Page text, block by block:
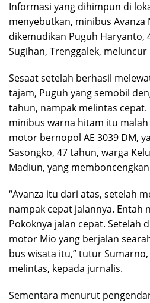
Informasi yang dihimpun di
menyebutkan, minibus Avanza
dikemudikan Puguh Haryanto,
Sugihan, Trenggalek,
Sesaat setelah berhasil
tajam, Puguh yang semobil
tahun, nampak melintas cepat.
minibus warna hitam itu
motor bernopol AE 3039 DM,
Sasongko, 47 tahun, warga
Madiun, yang
“Avanza itu dari atas, setelah
nampak cepat jalannya. Entah
Pokoknya jalan cepat. Setelah
motor Mio yang berjalan
bus wisata itu,” tutur
melintas, kepada jurnalis.
Sementara menurut